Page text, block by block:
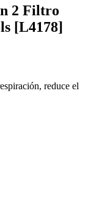
2 Filtro
[L4178]
reduce el